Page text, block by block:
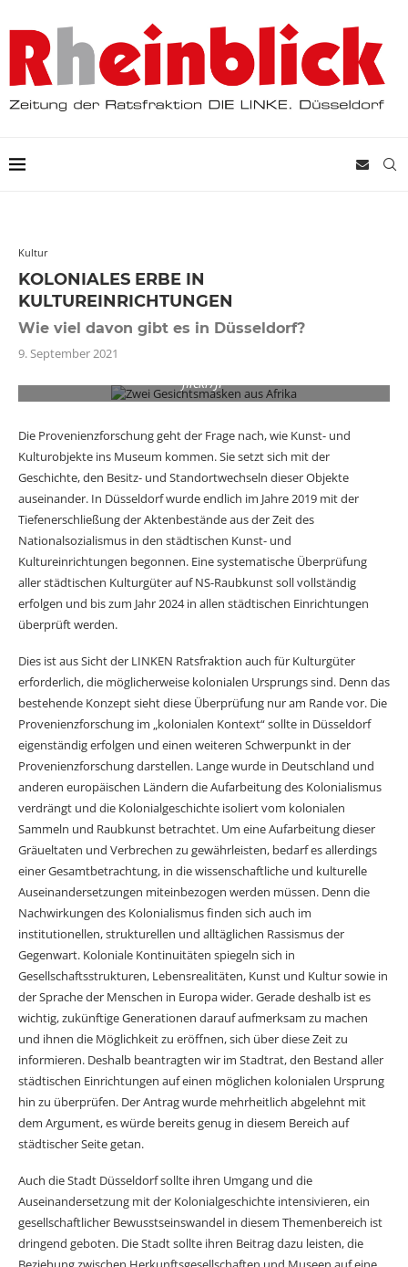
Kultur
KOLONIALES ERBE IN
KULTUREINRICHTUNGEN
Wie viel davon gibt es in Düsseldorf?
9. September 2021
Es liegt noch viel Raubkunst in Museen. Foto: (CC BY-2.0)
flickr/JP
Die Provenienzforschung geht der Frage nach, wie Kunst- und
Kulturobjekte ins Museum kommen. Sie setzt sich mit der
Geschichte, den Besitz- und Standortwechseln dieser Objekte
auseinander. In Düsseldorf wurde endlich im Jahre 2019 mit der
Tiefenerschließung der Aktenbestände aus der Zeit des
Nationalsozialismus in den städtischen Kunst- und
Kultureinrichtungen begonnen. Eine systematische Überprüfung
aller städtischen Kulturgüter auf NS-Raubkunst soll vollständig
erfolgen und bis zum Jahr 2024 in allen städtischen Einrichtungen
überprüft werden.
Dies ist aus Sicht der LINKEN Ratsfraktion auch für Kulturgüter
erforderlich, die möglicherweise kolonialen Ursprungs sind. Denn das
bestehende Konzept sieht diese Überprüfung nur am Rande vor. Die
Provenienzforschung im „kolonialen Kontext“ sollte in Düsseldorf
eigenständig erfolgen und einen weiteren Schwerpunkt in der
Provenienzforschung darstellen. Lange wurde in Deutschland und
anderen europäischen Ländern die Aufarbeitung des Kolonialismus
verdrängt und die Kolonialgeschichte isoliert vom kolonialen
Sammeln und Raubkunst betrachtet. Um eine Aufarbeitung dieser
Gräueltaten und Verbrechen zu gewährleisten, bedarf es allerdings
einer Gesamtbetrachtung, in die wissenschaftliche und kulturelle
Auseinandersetzungen miteinbezogen werden müssen. Denn die
Nachwirkungen des Kolonialismus finden sich auch im
institutionellen, strukturellen und alltäglichen Rassismus der
Gegenwart. Koloniale Kontinuitäten spiegeln sich in
Gesellschaftsstrukturen, Lebensrealitäten, Kunst und Kultur sowie in
der Sprache der Menschen in Europa wider. Gerade deshalb ist es
wichtig, zukünftige Generationen darauf aufmerksam zu machen
und ihnen die Möglichkeit zu eröffnen, sich über diese Zeit zu
informieren. Deshalb beantragten wir im Stadtrat, den Bestand aller
städtischen Einrichtungen auf einen möglichen kolonialen Ursprung
hin zu überprüfen. Der Antrag wurde mehrheitlich abgelehnt mit
dem Argument, es würde bereits genug in diesem Bereich auf
städtischer Seite getan.
Auch die Stadt Düsseldorf sollte ihren Umgang und die
Auseinandersetzung mit der Kolonialgeschichte intensivieren, ein
gesellschaftlicher Bewusstseinswandel in diesem Themenbereich ist
dringend geboten. Die Stadt sollte ihren Beitrag dazu leisten, die